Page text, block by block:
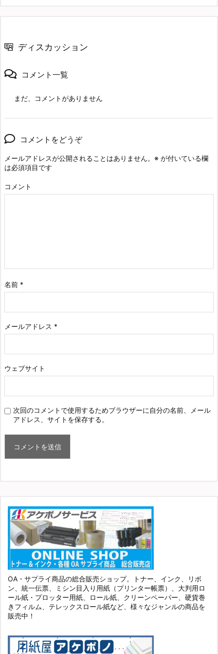
ディスカッション
コメント一覧
まだ、コメントがありません
コメントをどうぞ
メールアドレスが公開されることはありません。 ※ が付いている欄
は必須項目です
コメント
名前 *
メールアドレス *
ウェブサイト
次回のコメントで使用するためブラウザーに自分の名前、メール
アドレス、サイトを保存する。
OA・サプライ商品の総合販売ショップ。トナー、インク、リボ
ン、統一伝票、ミシン目入り用紙（プリンター帳票）、大判用ロ
ール紙・プロッター用紙、ロール紙、クリーンペーパー、硬貨巻
きフィルム、テレックスロール紙など、様々なジャンルの商品を
販売中！